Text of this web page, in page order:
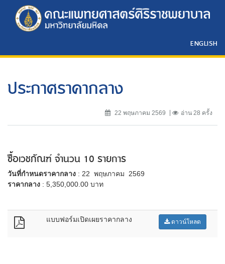
ENGLISH
ประกาศราคากลาง
22 พฤษภาคม 2569 อ่าน 28 ครั้ง
ซื้อเวชภัณฑ์ จำนวน 10 รายการ
วันที่กำหนดราคากลาง : 22 พฤษภาคม 2569
ราคากลาง : 5,350,000.00 บาท
แบบฟอร์มเปิดเผยราคากลาง ดาวน์โหลด